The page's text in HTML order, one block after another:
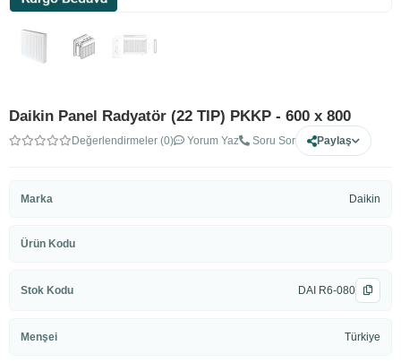
Daikin Panel Radyatör (22 TIP) PKKP - 600 x 800
Değerlendirmeler (0) Yorum Yaz Soru Sor Paylaş
Marka Daikin
Ürün Kodu
Stok Kodu DAI R6-080
Menşei Türkiye